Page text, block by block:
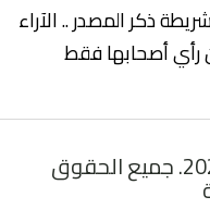
ذكر المصدر .. الآراء
رأي أصحابها فقط
العقبة اليوم الإخباري © 2025. جميع الحقوق